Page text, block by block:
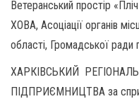
Ветеранський простір
ХОВА, Асоціації органів
області, Громадської ради
ХАРКІВСЬКИЙ
ПІДПРИЄМНИЦТВА за